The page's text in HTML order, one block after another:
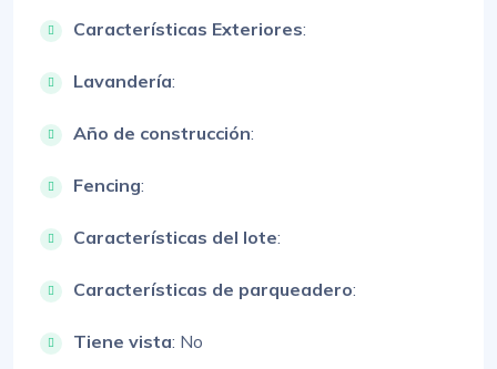
Características Exteriores:
Lavandería:
Año de construcción:
Fencing:
Características del lote:
Características de parqueadero:
Tiene vista: No